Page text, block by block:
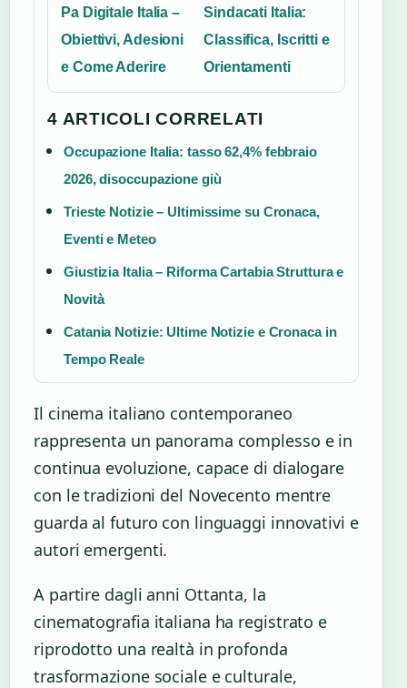
Pa Digitale Italia –
Obiettivi, Adesioni
e Come Aderire
Sindacati Italia:
Classifica, Iscritti e
Orientamenti
4 ARTICOLI CORRELATI
Occupazione Italia: tasso 62,4% febbraio
2026, disoccupazione giù
Trieste Notizie – Ultimissime su Cronaca,
Eventi e Meteo
Giustizia Italia – Riforma Cartabia Struttura e
Novità
Catania Notizie: Ultime Notizie e Cronaca in
Tempo Reale
Il cinema italiano contemporaneo
rappresenta un panorama complesso e in
continua evoluzione, capace di dialogare
con le tradizioni del Novecento mentre
guarda al futuro con linguaggi innovativi e
autori emergenti.
A partire dagli anni Ottanta, la
cinematografia italiana ha registrato e
riprodotto una realtà in profonda
trasformazione sociale e culturale,